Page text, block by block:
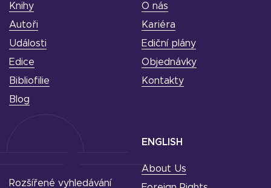
Knihy
Autoři
Události
Edice
Bibliofilie
Blog
O nás
Kariéra
Ediční plány
Objednávky
Kontakty
ENGLISH
About Us
Rozšířené vyhledávání